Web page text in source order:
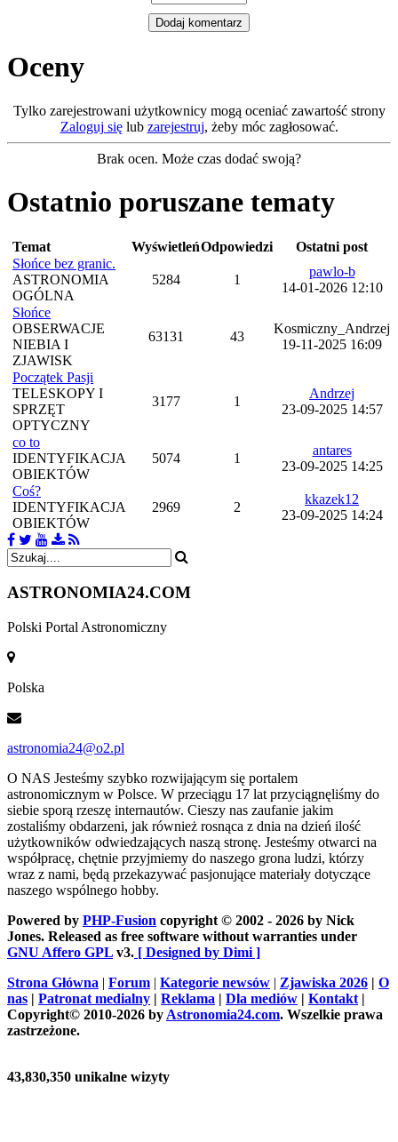
Oceny
Tylko zarejestrowani użytkownicy mogą oceniać zawartość strony
Zaloguj sięlub zarejestruj, żeby móc zagłosować.
Brak ocen. Może czas dodać swoją?
Ostatnio poruszane tematy
Temat WyświetleńOdpowiedzi
Ostatni post
Słońce bez granic.
ASTRONOMIA
OGÓLNA
5284 1
pawlo-b
14-01-2026 12:10
Słońce
OBSERWACJE
NIEBIA I
ZJAWISK
63131 43
Kosmiczny_Andrzej
19-11-2025 16:09
Początek Pasji
TELESKOPY I
SPRZĘT
OPTYCZNY
3177 1
Andrzej
23-09-2025 14:57
co to
IDENTYFIKACJA
OBIEKTÓW
5074 1
antares
23-09-2025 14:25
Coś?
IDENTYFIKACJA
OBIEKTÓW
2969 2
kkazek12
23-09-2025 14:24
ASTRONOMIA24.COM
Polski Portal Astronomiczny
Polska
astronomia24@o2.pl
O NAS Jesteśmy szybko rozwijającym się portalem
astronomicznym w Polsce. W przeciągu 17 lat przyciągnęliśmy do
siebie sporą rzeszę internautów. Cieszy nas zaufanie jakim
zostaliśmy obdarzeni, jak również rosnąca z dnia na dzień ilość
użytkowników odwiedzających naszą stronę. Jesteśmy otwarci na
współpracę, chętnie przyjmiemy do naszego grona ludzi, którzy
wraz z nami, będą przekazywać pasjonujące materiały dotyczące
naszego wspólnego hobby.
Powered by PHP-Fusion copyright © 2002 - 2026 by Nick
Jones. Released as free software without warranties under
GNU Affero GPL v3. [ Designed by Dimi ]
Strona Główna | Forum | Kategorie newsów | Zjawiska 2026 | O
nas | Patronat medialny | Reklama | Dla mediów | Kontakt |
Copyright© 2010-2026 by Astronomia24.com. Wszelkie prawa
zastrzeżone.
43,830,350 unikalne wizyty